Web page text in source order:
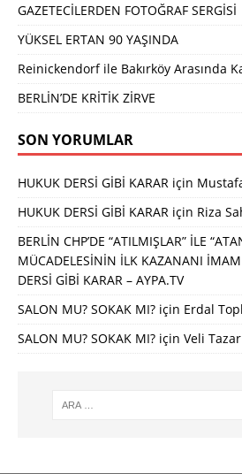
GAZETECİLERDEN FOTOĞRAF SERGİSİ
YÜKSEL ERTAN 90 YAŞINDA
Reinickendorf ile Bakırköy Arasında
BERLİN’DE KRİTİK ZİRVE
SON YORUMLAR
HUKUK DERSİ GİBİ KARAR için
HUKUK DERSİ GİBİ KARAR için Riza
BERLİN CHP’DE “ATILMIŞLAR” İLE
MÜCADELESİNİN İLK KAZANANI
DERSİ GİBİ KARAR – AYPA.TV
SALON MU? SOKAK MI? için Erdal
SALON MU? SOKAK MI? için Veli Tazar